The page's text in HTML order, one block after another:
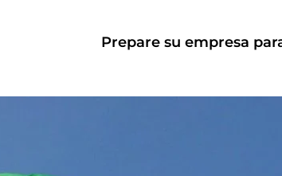
Prepare su empresa